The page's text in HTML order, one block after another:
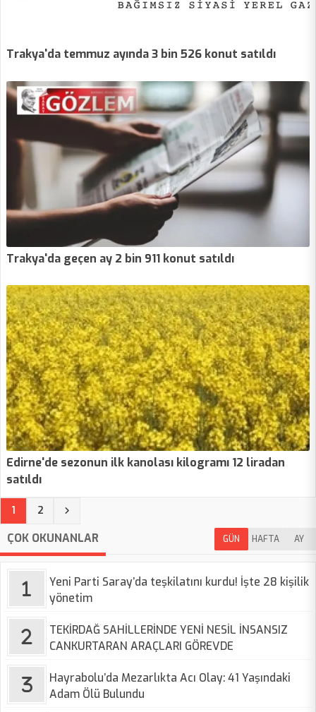
Trakya'da temmuz ayında 3 bin 526 konut satıldı
Trakya'da geçen ay 2 bin 911 konut satıldı
Edirne'de sezonun ilk kanolası kilogramı 12 liradan
satıldı
1 (current)
2
ÇOK OKUNANLAR GÜN HAFTA AY
Yeni Parti Saray’da teşkilatını kurdu! İşte 28 kişilik
yönetim
TEKİRDAĞ SAHİLLERİNDE YENİ NESİL İNSANSIZ
CANKURTARAN ARAÇLARI GÖREVDE
Hayrabolu’da Mezarlıkta Acı Olay: 41 Yaşındaki
Adam Ölü Bulundu